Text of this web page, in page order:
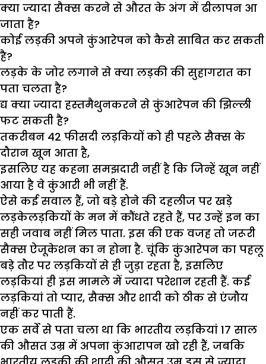
क्या ज्यादा सैक्स करने से औरत के अंग में ढीलापन आ
जाता है?
कोई लड़की अपने कुंआरेपन को कैसे साबित कर सकती
है?
लड़के के जोर लगाने से क्या लड़की की सुहागरात का
पता चलता है?
द्य क्या ज्यादा हस्तमैथुनकरने से कुंआरेपन की झिल्ली
फट सकती है?
तकरीबन 42 फीसदी लड़कियों को ही पहले सैक्स के
दौरान खून आता है,
इसलिए यह कहना समझदारी नहीं है कि जिन्हें खून नहीं
आया है वे कुंआरी भी नहीं हैं.
ऐसे कई सवाल हैं, जो बड़े होने की दहलीज पर खड़े
लड़केलड़कियों के मन में कौंधते रहते हैं, पर उन्हें इन का
सही जवाब नहीं मिल पाता. इस की एक वजह तो जरूरी
सैक्स ऐजूकेशन का न होना है. चूंकि कुंआरेपन का पहलू
बड़े तौर पर लड़कियों से ही जुड़ा रहता है, इसलिए
लड़कियां ही इस मामले में ज्यादा परेशान रहती हैं. कई
लड़कियां तो प्यार, सैक्स और शादी को ठीक से एंजौय
नहीं कर पाती हैं.
एक सर्वे से पता चला था कि भारतीय लड़कियां 17 साल
की औसत उम्र में अपना कुंआरापन खो रही हैं, जबकि